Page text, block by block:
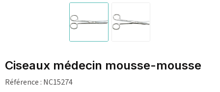
Ciseaux médecin mousse-mousse
Référence : NC15274